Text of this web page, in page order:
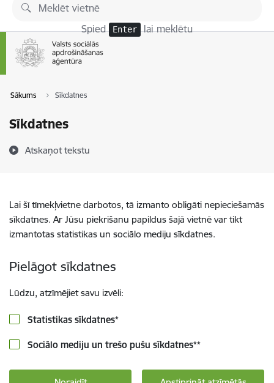
Pāriet uz lapas saturu
Spied Enter lai meklētu
Sākums Sīkdatnes
Sīkdatnes
Atskaņot tekstu
Lai šī tīmekļvietne darbotos, tā izmanto obligāti nepieciešamās
sīkdatnes. Ar Jūsu piekrišanu papildus šajā vietnē var tikt
izmantotas statistikas un sociālo mediju sīkdatnes.
Pielāgot sīkdatnes
Lūdzu, atzīmējiet savu izvēli:
Statistikas sīkdatnes*
Sociālo mediju un trešo pušu sīkdatnes**